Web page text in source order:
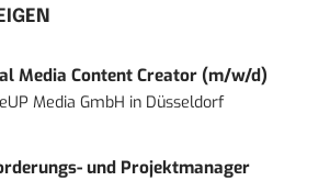
Media Content Creator (m/w/d)
Media GmbH in Düsseldorf
und Projektmanager